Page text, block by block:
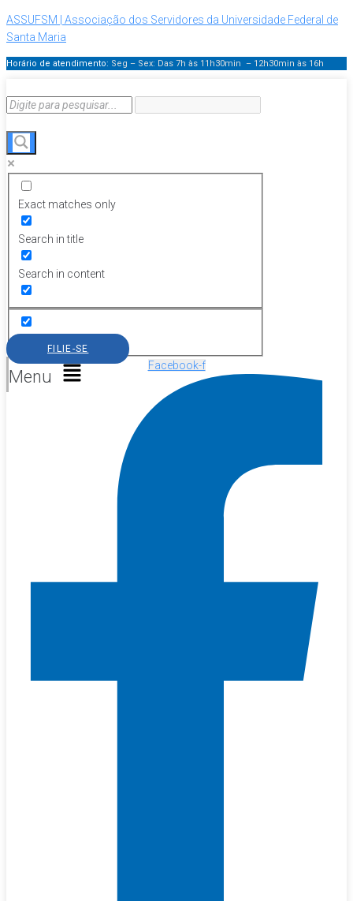
ASSUFSM | Associação dos Servidores da Universidade Federal de
Santa Maria
Horário de atendimento: Seg – Sex: Das 7h às 11h30min – 12h30min às 16h
Exact matches only
Search in title
Search in content
Menu
FILIE-SE
Facebook-f